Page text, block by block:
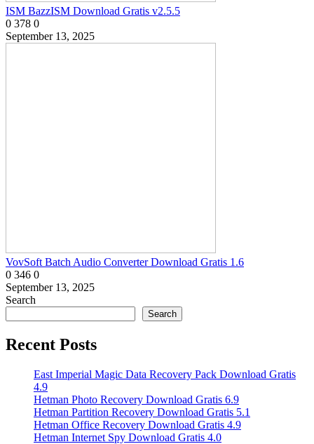
ISM BazzISM Download Gratis v2.5.5
0 378 0
September 13, 2025
VovSoft Batch Audio Converter Download Gratis 1.6
0 346 0
September 13, 2025
Search
Search
Recent Posts
East Imperial Magic Data Recovery Pack Download Gratis
4.9
Hetman Photo Recovery Download Gratis 6.9
Hetman Partition Recovery Download Gratis 5.1
Hetman Office Recovery Download Gratis 4.9
Hetman Internet Spy Download Gratis 4.0